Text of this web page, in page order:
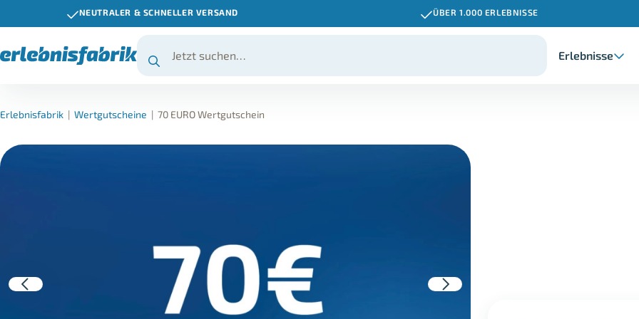
NEUTRALER & SCHNELLER VERSAND ÜBER 1.000 ERLEBNISSE
Erlebnisse
Erlebnisfabrik | Wertgutscheine | 70 EURO Wertgutschein